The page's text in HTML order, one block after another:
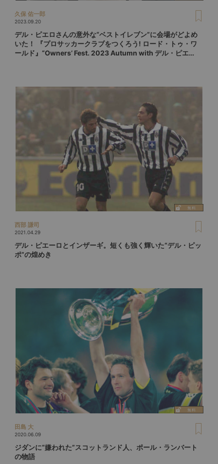
久保 佑一郎
2023.09.20
デル・ピエロさんの意外な“ベストイレブン”に会場がどよめ
いた！ 『プロサッカークラブをつくろう! ロード・トゥ・ワ
ールド』“Owners’ Fest. 2023 Autumn with デル・ピエ
西部 謙司
2021.04.29
デル・ピエーロとインザーギ。短くも強く輝いた“デル・ピッ
ポ”の煌めき
田島 大
2020.06.09
ジダンに“嫌われた”スコットランド人、ポール・ランバート
の物語